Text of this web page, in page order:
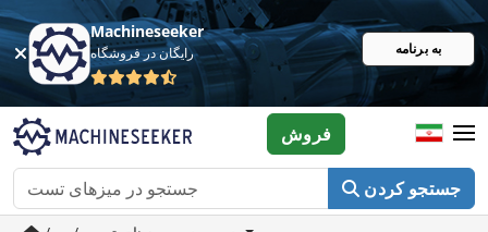
Machineseeker
رایگان در فروشگاه به برنامه
جستجو کردن
فروش